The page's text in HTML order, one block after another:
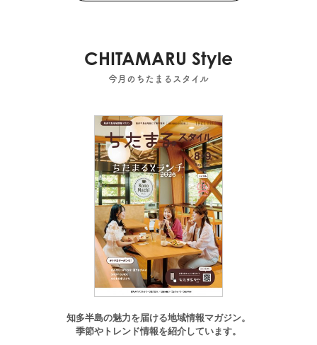
CHITAMARU Style
今月のちたまるスタイル
知多半島の魅力を届ける地域情報マガジン。
季節やトレンド情報を紹介しています。